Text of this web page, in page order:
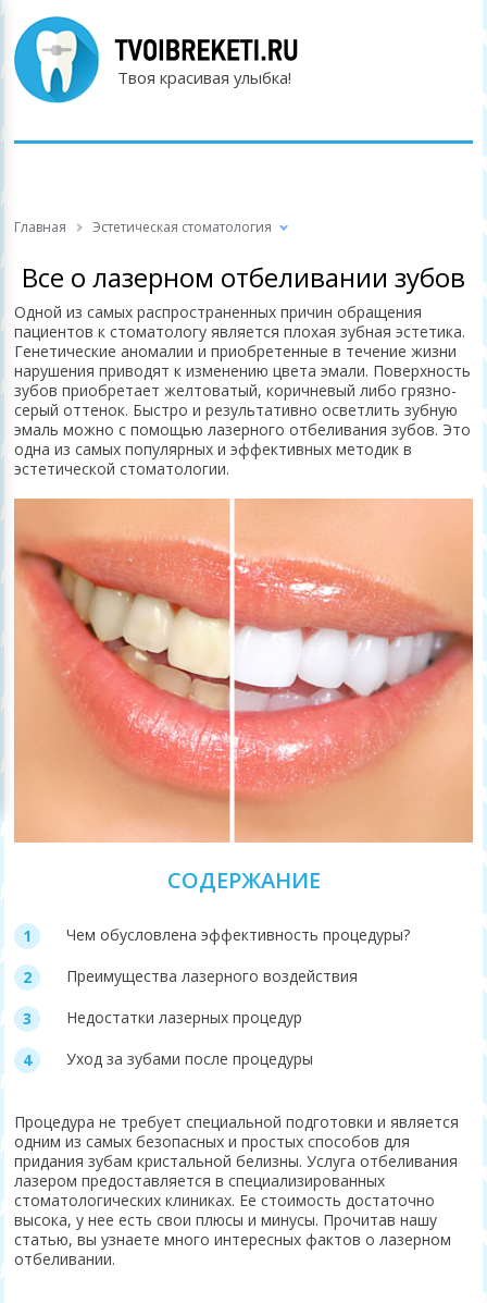
Твоя красивая улыбка!
Главная Эстетическая стоматология
Все о лазерном отбеливании зубов
Одной из самых распространенных причин обращения
пациентов к стоматологу является плохая зубная эстетика.
Генетические аномалии и приобретенные в течение жизни
нарушения приводят к изменению цвета эмали. Поверхность
зубов приобретает желтоватый, коричневый либо грязно-
серый оттенок. Быстро и результативно осветлить зубную
эмаль можно с помощью лазерного отбеливания зубов. Это
одна из самых популярных и эффективных методик в
эстетической стоматологии.
СОДЕРЖАНИЕ
Чем обусловлена эффективность процедуры?
Преимущества лазерного воздействия
Недостатки лазерных процедур
Уход за зубами после процедуры
Процедура не требует специальной подготовки и является
одним из самых безопасных и простых способов для
придания зубам кристальной белизны. Услуга отбеливания
лазером предоставляется в специализированных
стоматологических клиниках. Ее стоимость достаточно
высока, у нее есть свои плюсы и минусы. Прочитав нашу
статью, вы узнаете много интересных фактов о лазерном
отбеливании.